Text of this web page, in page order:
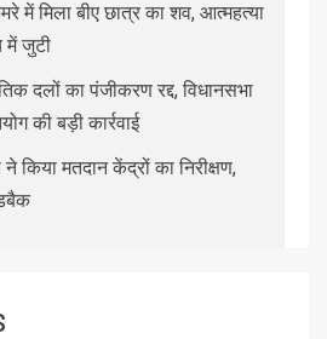
में मिला बीए छात्र का शव, आत्महत्या
जुटी
दलों का पंजीकरण रद्द, विधानसभा
की बड़ी कार्रवाई
ने किया मतदान केंद्रों का निरीक्षण,